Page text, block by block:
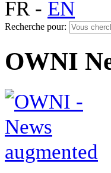
FR- EN
Recherche pour:
OWNI